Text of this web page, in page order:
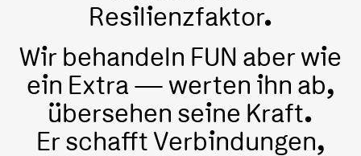
Resilienzfaktor.
Wir behandeln FUN aber wie
ein Extra — werten ihn ab,
übersehen seine Kraft.
Er schafft Verbindungen,